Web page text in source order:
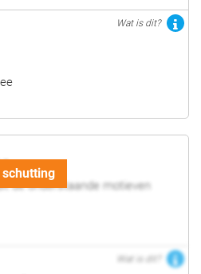
Wat is dit?
de onderstaande motieven
Wat is dit?